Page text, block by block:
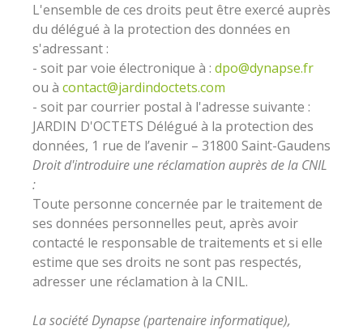
L'ensemble de ces droits peut être exercé auprès
du délégué à la protection des données en
s'adressant :
- soit par voie électronique à : dpo@dynapse.fr
ou à contact@jardindoctets.com
- soit par courrier postal à l'adresse suivante :
JARDIN D'OCTETS Délégué à la protection des
données, 1 rue de l’avenir – 31800 Saint-Gaudens
Droit d'introduire une réclamation auprès de la CNIL
:
Toute personne concernée par le traitement de
ses données personnelles peut, après avoir
contacté le responsable de traitements et si elle
estime que ses droits ne sont pas respectés,
adresser une réclamation à la CNIL.
La société Dynapse (partenaire informatique),